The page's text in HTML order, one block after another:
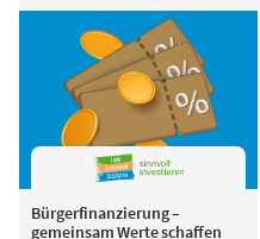
Bürgerfinanzierung –
gemeinsam Werte schaffen